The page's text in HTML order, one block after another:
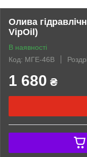
Олива
VipOil)
В наявності
Код: МГЕ-46В
1 680 ₴